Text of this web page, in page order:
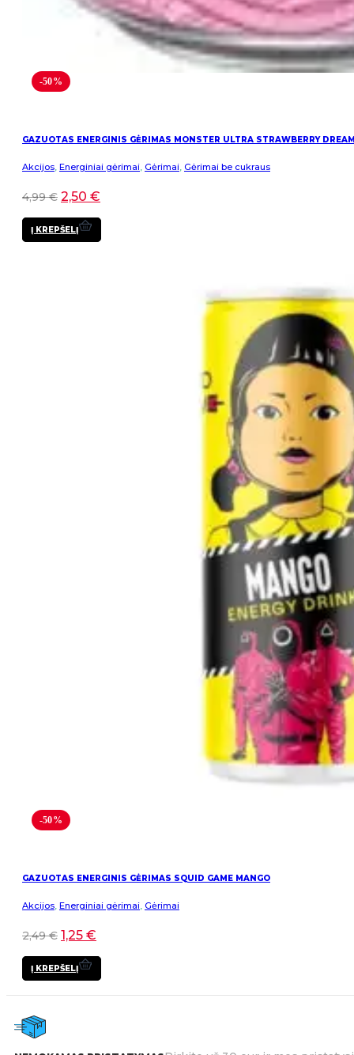
-50%
GAZUOTAS ENERGINIS GĖRIMAS MONSTER ULTRA STRAWBERRY
Akcijos Energiniai gėrimai Gėrimai Gėrimai be cukraus
4,99€ 2,50 €
Į KREPŠELĮ
-50%
GAZUOTAS ENERGINIS GĖRIMAS SQUID GAME MANGO
Akcijos Energiniai gėrimai Gėrimai
2,49€ 1,25 €
Į KREPŠELĮ